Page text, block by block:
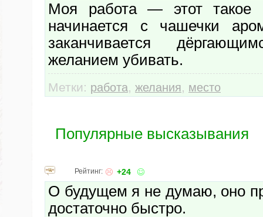
Моя работа — этот такое
начинается с чашечки
заканчивается
желанием убивать.
Метки: работа, желания, место
Популярные высказывания
Рейтинг: +24
О будущем я не думаю, оно
достаточно быстро.